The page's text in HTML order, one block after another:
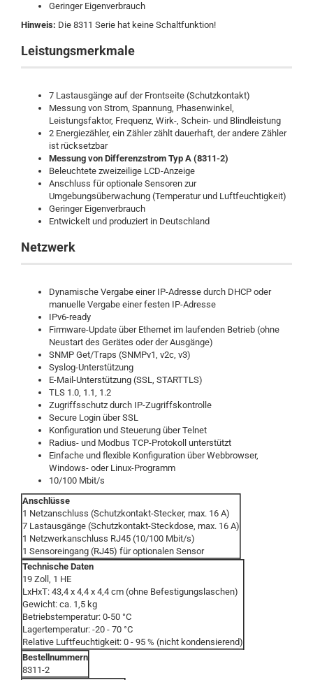
Geringer Eigenverbrauch
Hinweis: Die 8311 Serie hat keine Schaltfunktion!
Leistungsmerkmale
7 Lastausgänge auf der Frontseite (Schutzkontakt)
Messung von Strom, Spannung, Phasenwinkel,
Leistungsfaktor, Frequenz, Wirk-, Schein- und Blindleistung
2 Energiezähler, ein Zähler zählt dauerhaft, der andere Zähler
ist rücksetzbar
Messung von Differenzstrom Typ A (8311-2)
Beleuchtete zweizeilige LCD-Anzeige
Anschluss für optionale Sensoren zur
Umgebungsüberwachung (Temperatur und Luftfeuchtigkeit)
Geringer Eigenverbrauch
Entwickelt und produziert in Deutschland
Netzwerk
Dynamische Vergabe einer IP-Adresse durch DHCP oder
manuelle Vergabe einer festen IP-Adresse
IPv6-ready
Firmware-Update über Ethernet im laufenden Betrieb (ohne
Neustart des Gerätes oder der Ausgänge)
SNMP Get/Traps (SNMPv1, v2c, v3)
Syslog-Unterstützung
E-Mail-Unterstützung (SSL, STARTTLS)
TLS 1.0, 1.1, 1.2
Zugriffsschutz durch IP-Zugriffskontrolle
Secure Login über SSL
Konfiguration und Steuerung über Telnet
Radius- und Modbus TCP-Protokoll unterstützt
Einfache und flexible Konfiguration über Webbrowser,
Windows- oder Linux-Programm
10/100 Mbit/s
Anschlüsse
1 Netzanschluss (Schutzkontakt-Stecker, max. 16 A)
7 Lastausgänge (Schutzkontakt-Steckdose, max. 16 A)
1 Netzwerkanschluss RJ45 (10/100 Mbit/s)
1 Sensoreingang (RJ45) für optionalen Sensor
Technische Daten
19 Zoll, 1 HE
LxHxT: 43,4 x 4,4 x 4,4 cm (ohne Befestigungslaschen)
Gewicht: ca. 1,5 kg
Betriebstemperatur: 0-50 °C
Lagertemperatur: -20 - 70 °C
Relative Luftfeuchtigkeit: 0 - 95 % (nicht kondensierend)
Bestellnummern
8311-2